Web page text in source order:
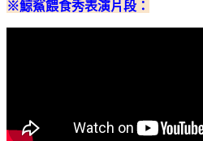
※鯨鯊餵食秀表演片段：